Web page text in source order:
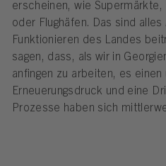
erscheinen, wie
oder Flughäfen. Das sind
Funktionieren des Landes
sagen, dass, als wir in
anfingen zu arbeiten, es einen
Erneuerungsdruck und eine
Prozesse haben sich